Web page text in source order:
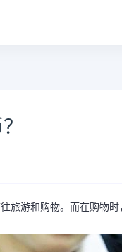
旅游和购物。而在购物